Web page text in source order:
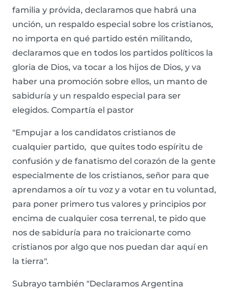
familia y próvida, declaramos que habrá una
unción, un respaldo especial sobre los cristianos,
no importa en qué partido estén militando,
declaramos que en todos los partidos políticos la
gloria de Dios, va tocar a los hijos de Dios, y va
haber una promoción sobre ellos, un manto de
sabiduría y un respaldo especial para ser
elegidos. Compartía el pastor
"Empujar a los candidatos cristianos de
cualquier partido, que quites todo espíritu de
confusión y de fanatismo del corazón de la gente
especialmente de los cristianos, señor para que
aprendamos a oír tu voz y a votar en tu voluntad,
para poner primero tus valores y principios por
encima de cualquier cosa terrenal, te pido que
nos de sabiduría para no traicionarte como
cristianos por algo que nos puedan dar aquí en
la tierra".
Subrayo también "Declaramos Argentina